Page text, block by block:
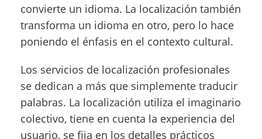
convierte un idioma. La localización también
transforma un idioma en otro, pero lo hace
poniendo el énfasis en el contexto cultural.
Los servicios de localización profesionales
se dedican a más que simplemente traducir
palabras. La localización utiliza el imaginario
colectivo, tiene en cuenta la experiencia del
usuario, se fija en los detalles prácticos